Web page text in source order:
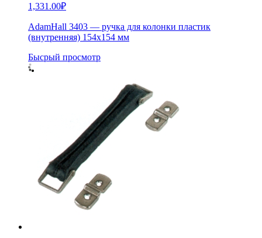
1,331.00₽
AdamHall 3403 — ручка для колонки пластик
(внутренняя) 154х154 мм
Бысрый просмотр